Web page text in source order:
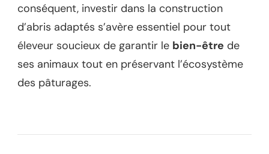
conséquent, investir dans la construction
d’abris adaptés s’avère essentiel pour tout
éleveur soucieux de garantir le bien-être de
ses animaux tout en préservant l’écosystème
des pâturages.